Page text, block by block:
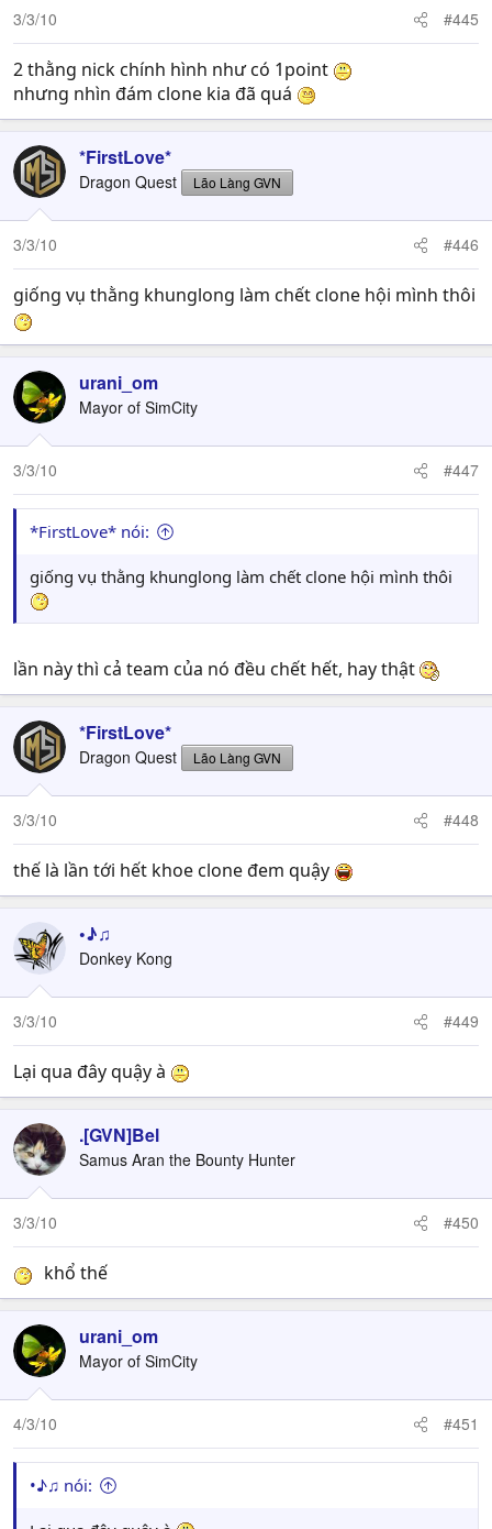
3/3/10 #445
2 thằng nick chính hình như có 1point
nhưng nhìn đám clone kia đã quá
*FirstLove*
Dragon Quest Lão Làng GVN
3/3/10 #446
giống vụ thằng khunglong làm chết clone hội mình thôi
urani_om
Mayor of SimCity
3/3/10 #447
*FirstLove* nói:
giống vụ thằng khunglong làm chết clone hội mình thôi
lần này thì cả team của nó đều chết hết, hay thật
*FirstLove*
Dragon Quest Lão Làng GVN
3/3/10 #448
thế là lần tới hết khoe clone đem quậy
•♪♫
Donkey Kong
3/3/10 #449
Lại qua đây quậy à
.[GVN]Bel
Samus Aran the Bounty Hunter
3/3/10 #450
khổ thế
urani_om
Mayor of SimCity
4/3/10 #451
•♪♫ nói: